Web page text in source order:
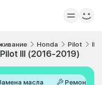
Honda Pilot III
III (2016-2019)
масла Ремонт